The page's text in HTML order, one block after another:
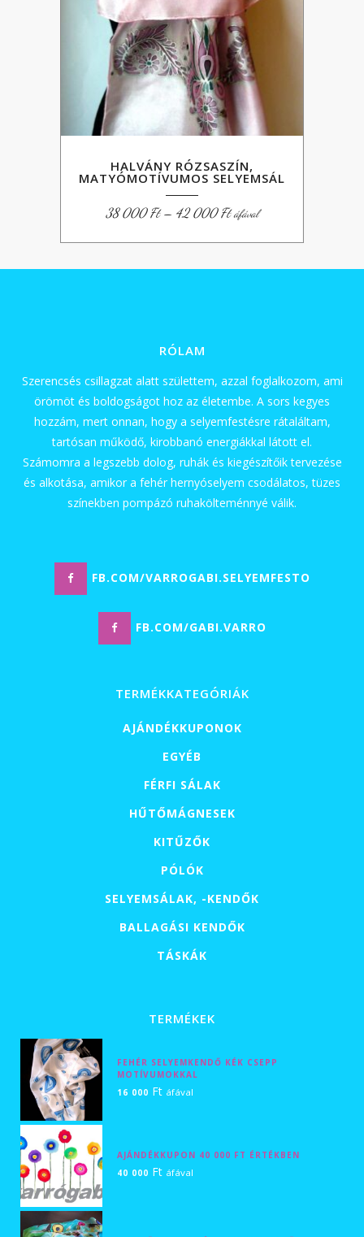
HALVÁNY RÓZSASZÍN,
MATYÓMOTÍVUMOS SELYEMSÁL
38 000Ft – 42 000FtÁrtartomány:
38
000 Ft
áfával
RÓLAM
Szerencsés csillagzat alatt születtem, azzal foglalkozom, ami
örömöt és boldogságot hoz az életembe. A sors kegyes
hozzám, mert onnan, hogy a selyemfestésre rátaláltam,
tartósan működő, kirobbanó energiákkal látott el.
Számomra a legszebb dolog, ruhák és kiegészítőik tervezése
és alkotása, amikor a fehér hernyóselyem csodálatos, tüzes
színekben pompázó ruhakölteménnyé válik.
FB.COM/VARROGABI.SELYEMFESTO
FB.COM/GABI.VARRO
TERMÉKKATEGÓRIÁK
AJÁNDÉKKUPONOK
EGYÉB
FÉRFI SÁLAK
HŰTŐMÁGNESEK
KITŰZŐK
PÓLÓK
SELYEMSÁLAK, -KENDŐK
BALLAGÁSI KENDŐK
TÁSKÁK
TERMÉKEK
FEHÉR SELYEMKENDŐ KÉK CSEPP
MOTÍVUMOKKAL
16 000 Ft áfával
AJÁNDÉKKUPON 40 000 FT ÉRTÉKBEN
40 000 Ft áfával